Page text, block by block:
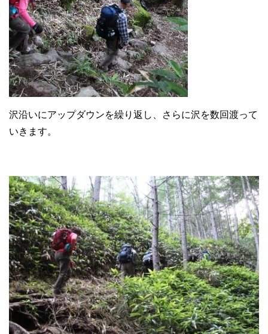
沢沿いにアップダウンを繰り返し、さらに沢を数回渡って
いきます。